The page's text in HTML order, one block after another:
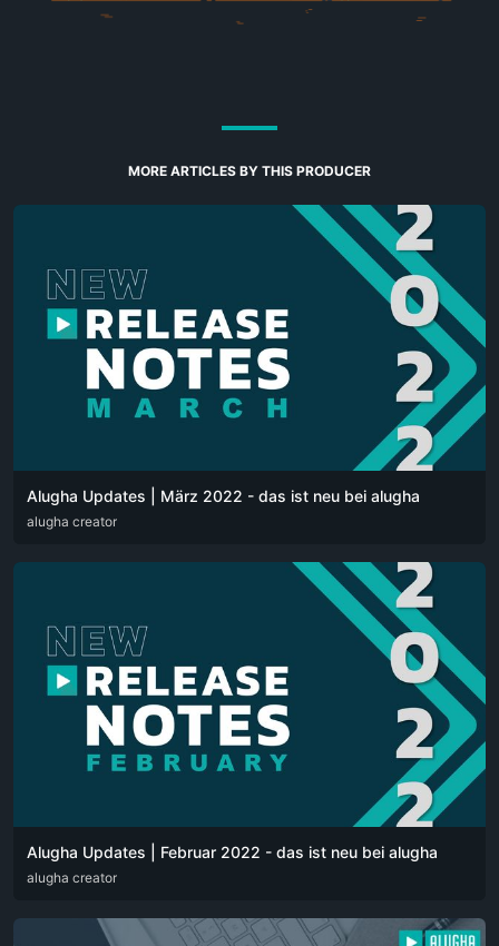
MORE ARTICLES BY THIS PRODUCER
Alugha Updates | März 2022 - das ist neu bei alugha
DEU ENG
alugha creator
Alugha Updates | Februar 2022 - das ist neu bei alugha
DEU ENG
alugha creator